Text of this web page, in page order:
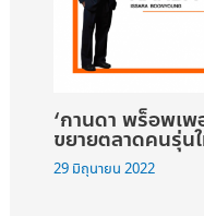
‘กานดา พร็อพเ
ขยายตลาดคนรุ่น
29 มิถุนายน 2022